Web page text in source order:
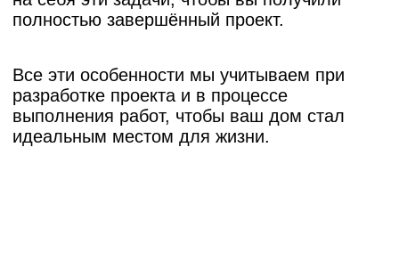
Европейский берег
(Заровного 32)